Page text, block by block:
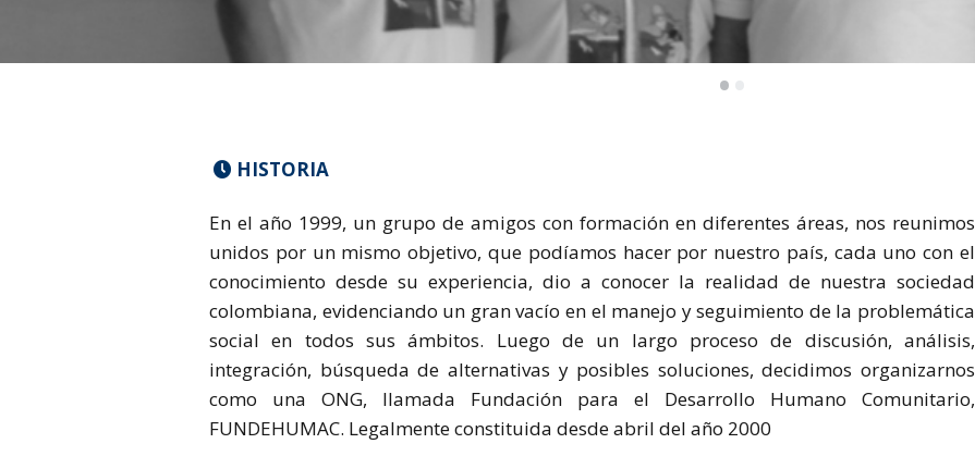
•
 HISTORIA
En el año 1999, un grupo de amigos con formación en diferentes áreas, nos reunimos
unidos por un mismo objetivo, que podíamos hacer por nuestro país, cada uno con el
conocimiento desde su experiencia, dio a conocer la realidad de nuestra sociedad
colombiana, evidenciando un gran vacío en el manejo y seguimiento de la problemática
social en todos sus ámbitos. Luego de un largo proceso de discusión, análisis,
integración, búsqueda de alternativas y posibles soluciones, decidimos organizarnos
como una ONG, llamada Fundación para el Desarrollo Humano Comunitario,
FUNDEHUMAC. Legalmente constituida desde abril del año 2000